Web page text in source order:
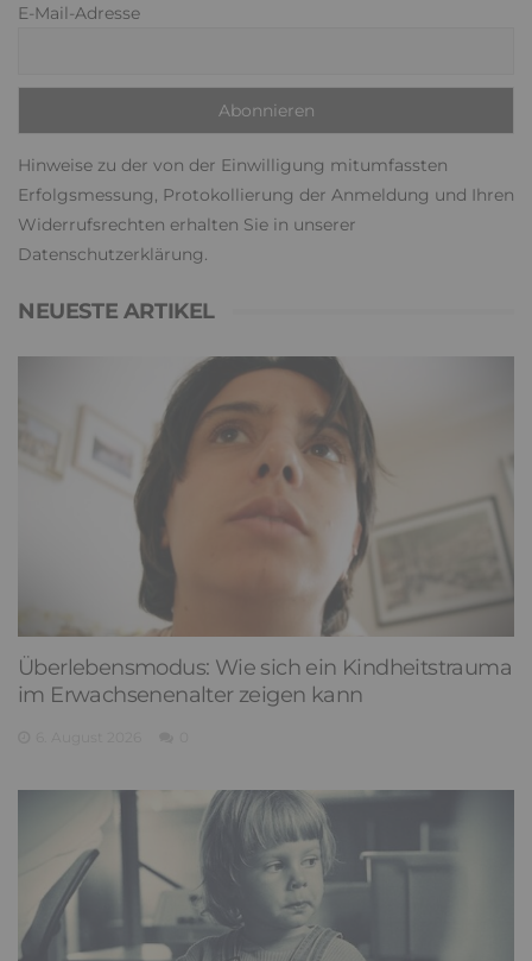
E-Mail-Adresse
Hinweise zu der von der Einwilligung mitumfassten
Erfolgsmessung, Protokollierung der Anmeldung und Ihren
Widerrufsrechten erhalten Sie in unserer
Datenschutzerklärung.
NEUESTE ARTIKEL
Überlebensmodus: Wie sich ein Kindheitstrauma
im Erwachsenenalter zeigen kann